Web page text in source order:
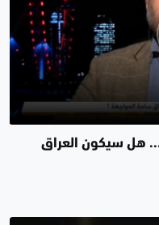
هل سيكون العراق